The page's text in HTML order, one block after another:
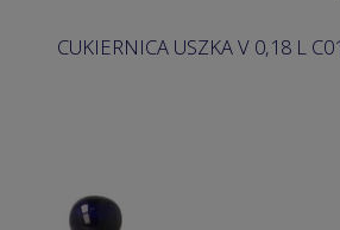
CUKIERNICA USZKA V 0,18 L